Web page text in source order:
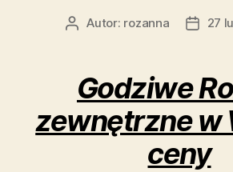
AutorAutor: rozanna
Data
27
Godziwe
zewnętrzne w
ceny